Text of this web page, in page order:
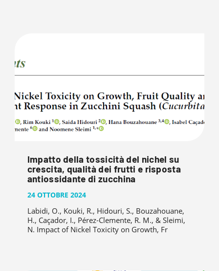
Impatto della tossicità del nichel su
crescita, qualità dei frutti e risposta
antiossidante di zucchina
24 OTTOBRE 2024
Labidi, O., Kouki, R., Hidouri, S., Bouzahouane,
H., Caçador, I., Pérez-Clemente, R. M., & Sleimi,
N. Impact of Nickel Toxicity on Growth, Fr